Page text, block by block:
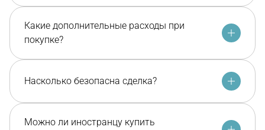
Какие дополнительные расходы при
покупке?
Насколько безопасна сделка?
Можно ли иностранцу купить